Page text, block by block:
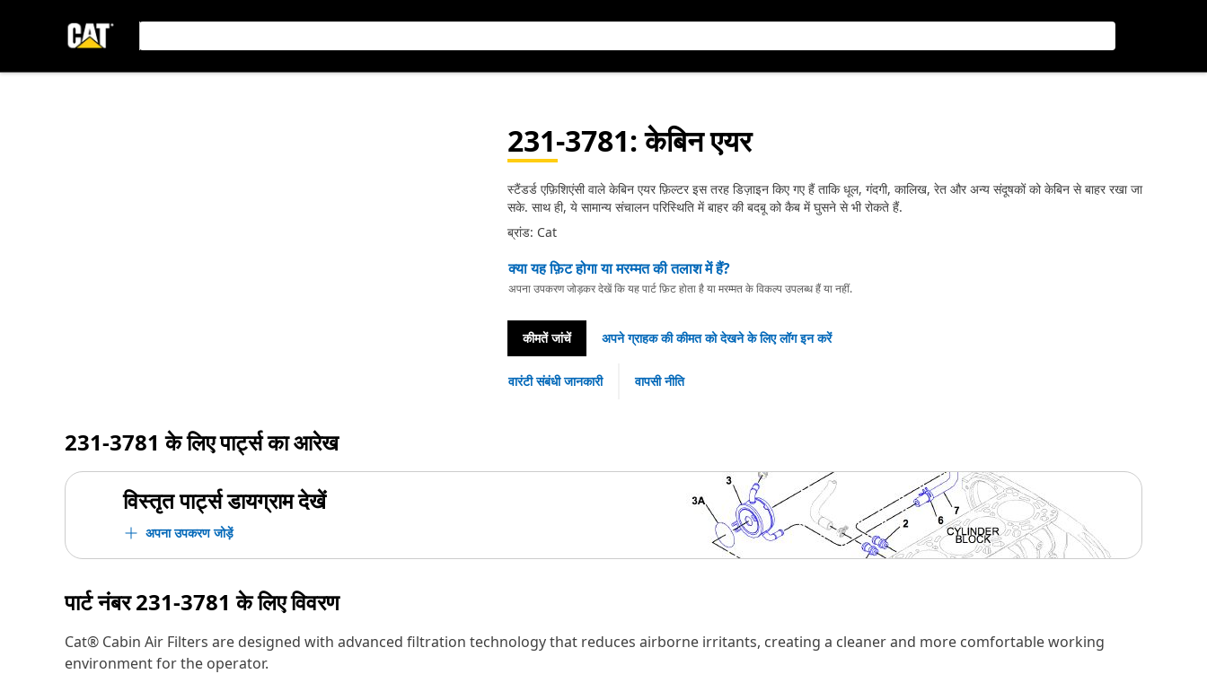
231-3781: केबिन एयर
स्टैंडर्ड एफ़िशिएंसी वाले केबिन एयर फ़िल्टर इस तरह डिज़ाइन किए गए हैं ताकि धूल, गंदगी, कालिख, रेत और अन्य संदूषकों को केबिन से बाहर रखा जा
सके. साथ ही, ये सामान्‍य संचालन परिस्‍थिति में बाहर की बदबू को कैब में घुसने से भी रोकते हैं.
ब्रांड: Cat
क्या यह फ़िट होगा या मरम्मत की तलाश में हैं?
अपना उपकरण जोड़कर देखें कि यह पार्ट फ़िट होता है या मरम्मत के विकल्प उपलब्ध हैं या नहीं.
कीमतें जांचें अपने ग्राहक की कीमत को देखने के लिए लॉग इन करें
वारंटी संबंधी जानकारी वापसी नीति
231-3781 के लिए पार्ट्स का आरेख
विस्तृत पार्ट्स डायग्राम देखें
अपना उपकरण जोड़ें
पार्ट नंबर231-3781 के लिए विवरण
Cat® Cabin Air Filters are designed with advanced filtration technology that reduces airborne irritants, creating a cleaner and more comfortable working
environment for the operator.